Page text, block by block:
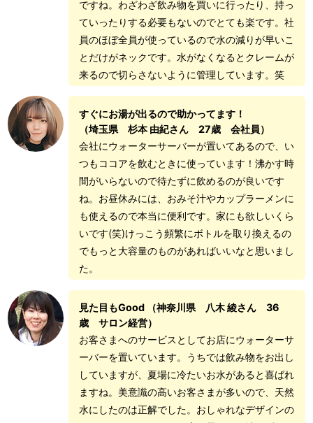
ですね。わざわざ飲み物を買いに行ったり、持っ
ていったりする必要もないのでとても楽です。社
員のほぼ全員が使っているので水の減りが早いこ
とだけがネックです。水がなくなるとクレームが
来るので切らさないように管理しています。笑
すぐにお湯が出るので助かってます！
（埼玉県 杉本 由紀さん 27歳 会社員）
会社にウォーターサーバーが置いてあるので、い
つもココアを飲むときに使っています！沸かす時
間がいらないので待たずに飲めるのが良いです
ね。お昼休みには、おみそ汁やカップラーメンに
も使えるので本当に便利です。家にも欲しいくら
いです(笑)けっこう頻繁にボトルを取り換えるの
でもっと大容量のものがあればいいなと思いまし
た。
見た目もGood
（神奈川県 八木 綾さん 36
歳 サロン経営）
お客さまへのサービスとしてお店にウォーターサ
ーバーを置いています。うちでは飲み物をお出し
していますが、夏場に冷たいお水があると喜ばれ
ますね。美意識の高いお客さまが多いので、天然
水にしたのは正解でした。おしゃれなデザインの